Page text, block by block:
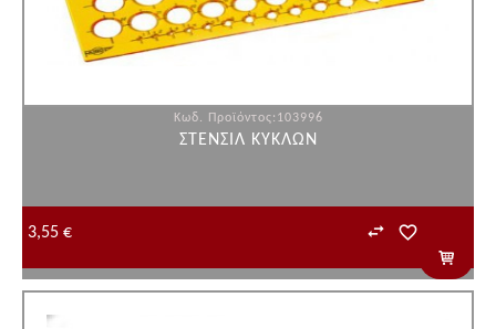
Κωδ. Προϊόντος:103996
ΣΤΕΝΣΙΛ ΚΥΚΛΩΝ
3,55 €